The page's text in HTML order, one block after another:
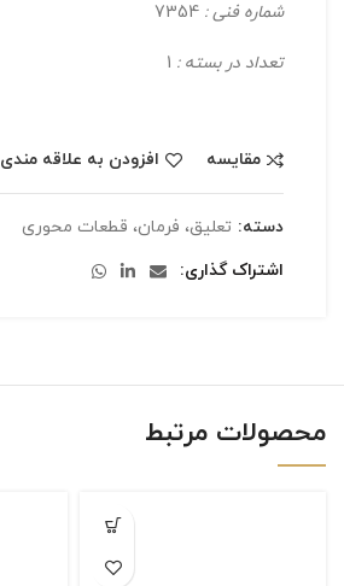
شماره فنی :
تعداد در بسته :
مقایسه افزودن به علاقه مندی
دسته: تعلیق، فرمان، قطعات محوری
اشتراک گذاری
محصولات مرتبط